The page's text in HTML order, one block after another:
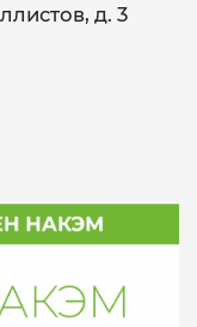
д. 3